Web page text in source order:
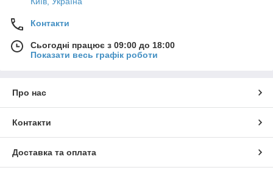
Контакти
Сьогодні працює з 09:00 до 18:00
Показати весь графік роботи
Про нас
Контакти
Доставка та оплата